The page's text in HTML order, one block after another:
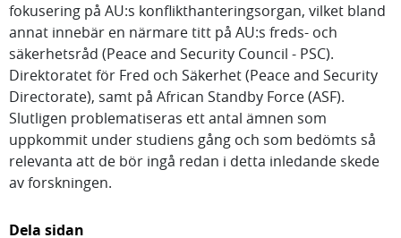
fokusering på AU:s konflikthanteringsorgan, vilket bland
annat innebär en närmare titt på AU:s freds- och
säkerhetsråd (Peace and Security Council - PSC).
Direktoratet för Fred och Säkerhet (Peace and Security
Directorate), samt på African Standby Force (ASF).
Slutligen problematiseras ett antal ämnen som
uppkommit under studiens gång och som bedömts så
relevanta att de bör ingå redan i detta inledande skede
av forskningen.
Dela sidan